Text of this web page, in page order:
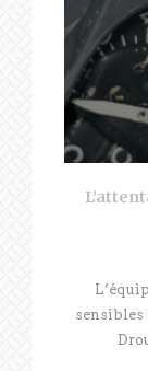
sensibles